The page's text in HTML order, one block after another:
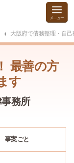
大阪府で債務整理・自
最善の方
す
務所
事案ごと